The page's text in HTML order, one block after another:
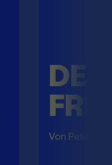
DER
Von Peter